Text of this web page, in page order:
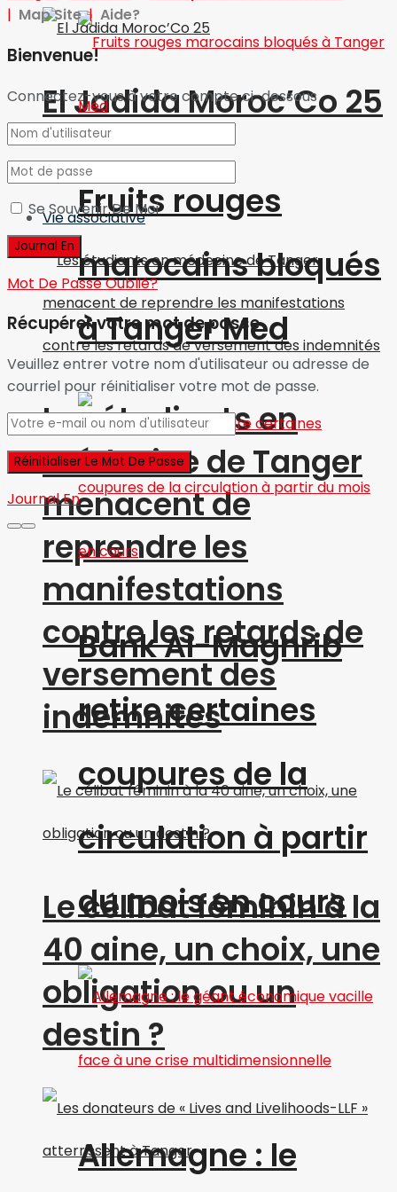
El Jadida Moroc’Co 25
International
Vie associative
Les étudiants en
médecine de Tanger
menacent de
reprendre les
manifestations
contre les retards de
versement des
indemnités
Le célibat féminin à la
40 aine, un choix, une
obligation ou un
destin ?
Fruits rouges
marocains bloqués
à Tanger Med
Bank Al-Maghrib
retire certaines
coupures de la
circulation à partir
du mois en cours
Allemagne : le
| Map Site| Aide?
Bienvenue!
Connectez-vous à votre compte ci-dessous
Se Souvenir De Moi
Mot De Passe Oublié?
Récupérer votre mot de passe
Veuillez entrer votre nom d'utilisateur ou adresse de
courriel pour réinitialiser votre mot de passe.
Journal En